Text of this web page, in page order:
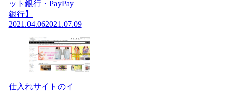
ット銀行・PayPay
銀行】
2021.04.062021.07.09
仕入れサイトのイ